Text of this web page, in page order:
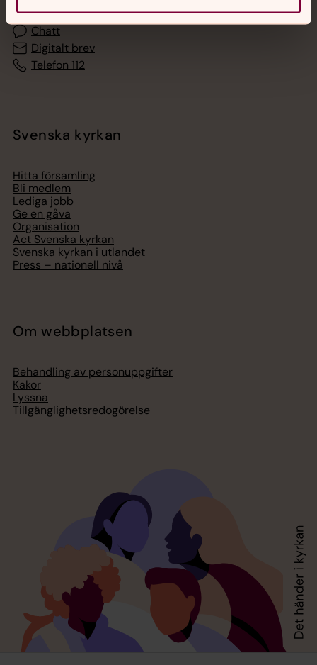
Chatt
Digitalt brev
Telefon 112
Svenska kyrkan
Hitta församling
Bli medlem
Lediga jobb
Ge en gåva
Organisation
Act Svenska kyrkan
Svenska kyrkan i utlandet
Press – nationell nivå
Om webbplatsen
Behandling av personuppgifter
Kakor
Lyssna
Tillgänglighetsredogörelse